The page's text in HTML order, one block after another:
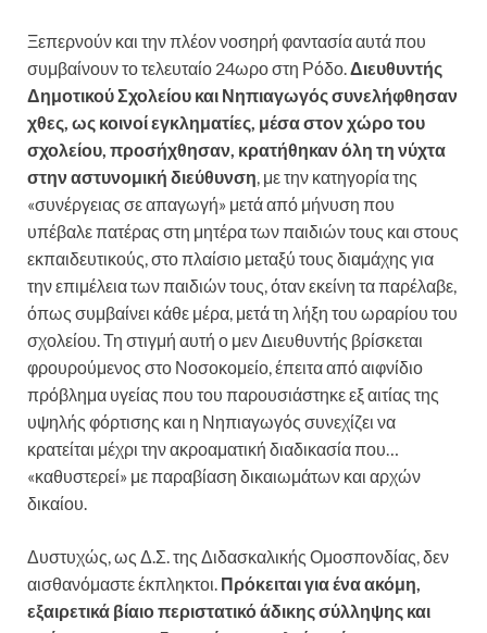
Ξεπερνούν και την πλέον νοσηρή φαντασία αυτά που
συμβαίνουν το τελευταίο 24ωρο στη Ρόδο.Διευθυντής
Δημοτικού Σχολείου και Νηπιαγωγός συνελήφθησαν
χθες, ως κοινοί εγκληματίες, μέσα στον χώρο του
σχολείου, προσήχθησαν, κρατήθηκαν όλη τη νύχτα
στην αστυνομική διεύθυνση, με την κατηγορία της
«συνέργειας σε απαγωγή» μετά από μήνυση που
υπέβαλε πατέρας στη μητέρα των παιδιών τους και στους
εκπαιδευτικούς, στο πλαίσιο μεταξύ τους διαμάχης για
την επιμέλεια των παιδιών τους, όταν εκείνη τα παρέλαβε,
όπως συμβαίνει κάθε μέρα, μετά τη λήξη του ωραρίου του
σχολείου. Τη στιγμή αυτή ο μεν Διευθυντής βρίσκεται
φρουρούμενος στο Νοσοκομείο, έπειτα από αιφνίδιο
πρόβλημα υγείας που του παρουσιάστηκε εξ αιτίας της
υψηλής φόρτισης και η Νηπιαγωγός συνεχίζει να
κρατείται μέχρι την ακροαματική διαδικασία που…
«καθυστερεί» με παραβίαση δικαιωμάτων και αρχών
δικαίου.
Δυστυχώς, ως Δ.Σ. της Διδασκαλικής Ομοσπονδίας, δεν
αισθανόμαστε έκπληκτοι. Πρόκειται για ένα ακόμη,
εξαιρετικά βίαιο περιστατικό άδικης σύλληψης και